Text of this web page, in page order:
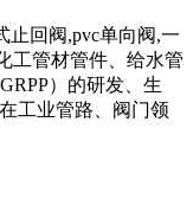
止回阀,pvc单向阀,一
工管材管件、给水管
）的研发、生
工业管路、阀门领